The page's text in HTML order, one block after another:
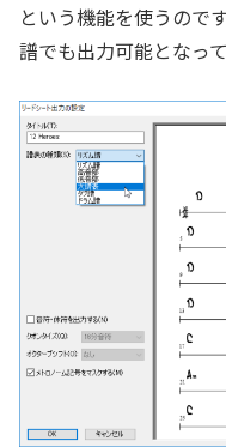
という機能を使うので
譜でも出力可能となって